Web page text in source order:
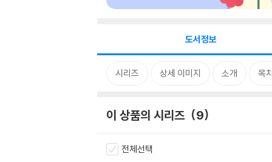
도서정보
시리즈 상세 이미지 소개 목
이 상품의 시리즈 9
전체선택